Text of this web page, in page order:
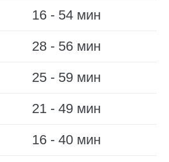
16 - 54 мин
28 - 56 мин
25 - 59 мин
21 - 49 мин
16 - 40 мин